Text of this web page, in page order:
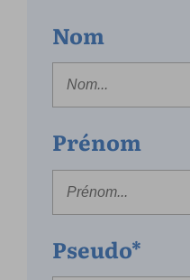
Nom
Prénom
Pseudo*